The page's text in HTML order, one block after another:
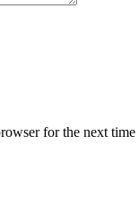
for the next